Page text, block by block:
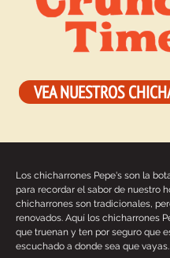
VEA NUESTROS
Los chicharrones Pepe's son la
para recordar el sabor de nuestro
chicharrones son tradicionales,
renovados. Aquí los chicharrones
que truenan y ten por seguro que
escuchado a donde sea que vayas.